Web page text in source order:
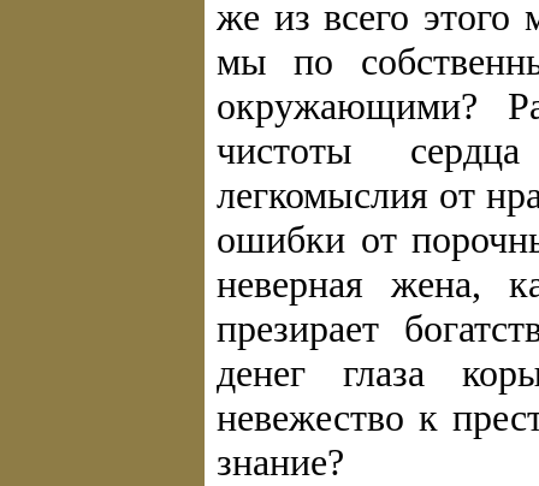
же из всего
мы по
окружающими?
чистоты
легкомыслия от
ошибки от
неверная жена,
презирает
денег глаза
невежество к
знание?